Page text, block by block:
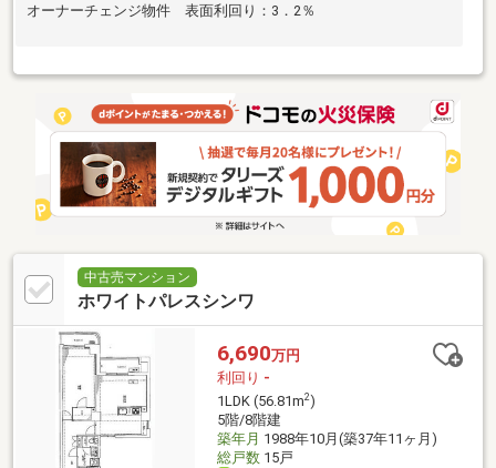
オーナーチェンジ物件 表面利回り：3．2％
中古売マンション
ホワイトパレスシンワ
6,690万円
利回り -
1LDK (56.81m2)
5階/8階建
築年月 1988年10月(築37年11ヶ月)
総戸数15戸